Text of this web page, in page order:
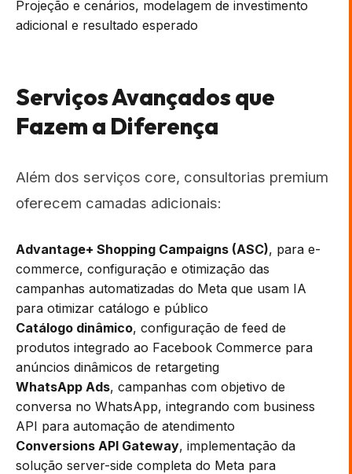
Projeção e cenários, modelagem de investimento
adicional e resultado esperado
Serviços Avançados que
Fazem a Diferença
Além dos serviços core, consultorias premium
oferecem camadas adicionais:
Advantage+ Shopping Campaigns (ASC), para e-
commerce, configuração e otimização das
campanhas automatizadas do Meta que usam IA
para otimizar catálogo e público
Catálogo dinâmico, configuração de feed de
produtos integrado ao Facebook Commerce para
anúncios dinâmicos de retargeting
WhatsApp Ads, campanhas com objetivo de
conversa no WhatsApp, integrando com business
API para automação de atendimento
Conversions API Gateway, implementação da
solução server-side completa do Meta para